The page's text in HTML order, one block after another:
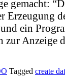
ein
Anzeige
Tagged create